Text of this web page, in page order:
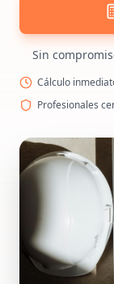
Sin
Cálculo
Profesionales